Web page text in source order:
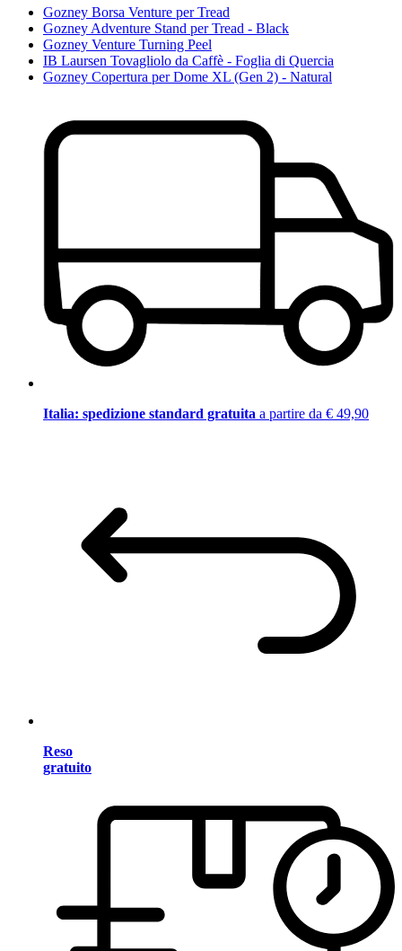
Gozney Borsa Venture per Tread
Gozney Adventure Stand per Tread - Black
Gozney Venture Turning Peel
IB Laursen Tovagliolo da Caffè - Foglia di Quercia
Gozney Copertura per Dome XL (Gen 2) - Natural
Italia: spedizione standard gratuita a partire da € 49,90
Reso
gratuito